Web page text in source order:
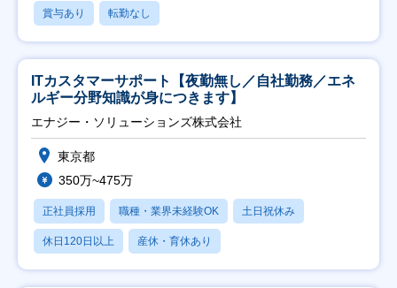
賞与あり 転勤なし
ITカスタマーサポート【夜勤無し／自社勤務／エネ
ルギー分野知識が身につきます】
エナジー・ソリューションズ株式会社
東京都
350万~475万
正社員採用 職種・業界未経験OK 土日祝休み
休日120日以上 産休・育休あり